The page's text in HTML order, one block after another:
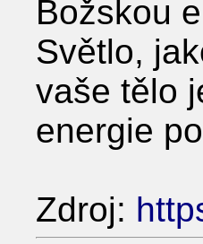
Božskou
Světlo,
vaše tělo
energie
Zdroj: